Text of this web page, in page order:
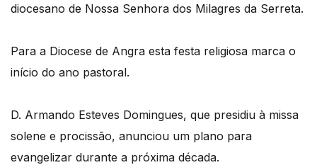
diocesano de Nossa Senhora dos Milagres da Serreta.
Para a Diocese de Angra esta festa religiosa marca o
início do ano pastoral.
D. Armando Esteves Domingues, que presidiu à missa
solene e procissão, anunciou um plano para
evangelizar durante a próxima década.